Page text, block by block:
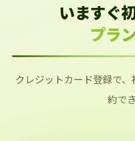
いますぐ
プラ
クレジットカード登録で
約で